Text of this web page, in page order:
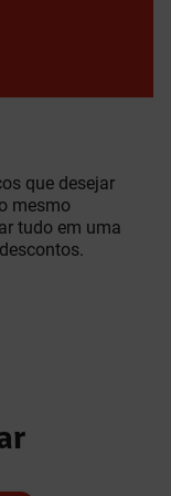
que desejar
mesmo
tudo em uma